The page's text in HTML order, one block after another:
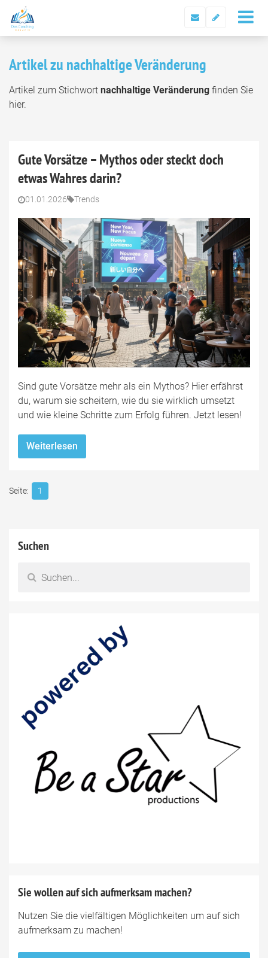
Artikel zu nachhaltige Veränderung
Artikel zum Stichwort nachhaltige Veränderung finden Sie
hier.
Gute Vorsätze – Mythos oder steckt doch
etwas Wahres darin?
01.01.2026 Trends
Sind gute Vorsätze mehr als ein Mythos? Hier erfährst
du, warum sie scheitern, wie du sie wirklich umsetzt
und wie kleine Schritte zum Erfolg führen. Jetzt lesen!
Weiterlesen
1
Suchen
Sie wollen auf sich aufmerksam machen?
Nutzen Sie die vielfältigen Möglichkeiten um auf sich
aufmerksam zu machen!